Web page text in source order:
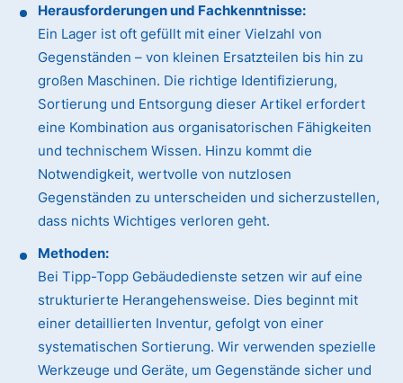
Herausforderungen und Fachkenntnisse:
Ein Lager ist oft gefüllt mit einer Vielzahl von
Gegenständen – von kleinen Ersatzteilen bis hin zu
großen Maschinen. Die richtige Identifizierung,
Sortierung und Entsorgung dieser Artikel erfordert
eine Kombination aus organisatorischen Fähigkeiten
und technischem Wissen. Hinzu kommt die
Notwendigkeit, wertvolle von nutzlosen
Gegenständen zu unterscheiden und sicherzustellen,
dass nichts Wichtiges verloren geht.
Methoden:
Bei Tipp-Topp Gebäudedienste setzen wir auf eine
strukturierte Herangehensweise. Dies beginnt mit
einer detaillierten Inventur, gefolgt von einer
systematischen Sortierung. Wir verwenden spezielle
Werkzeuge und Geräte, um Gegenstände sicher und